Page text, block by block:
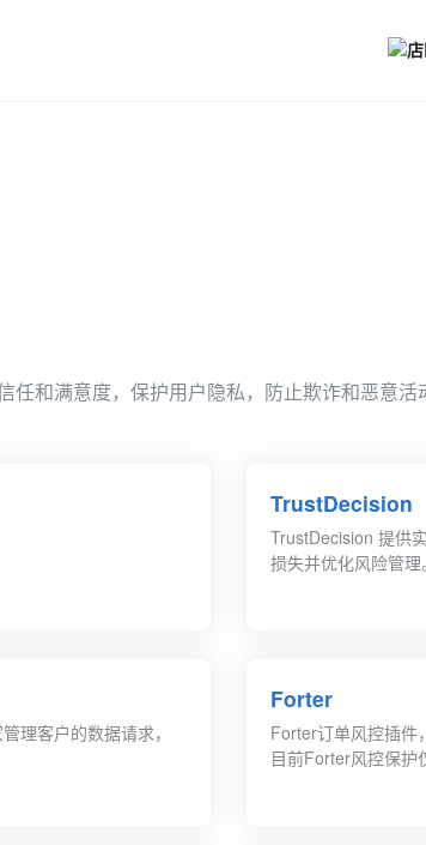
和满意度，保护用户隐私，防止欺诈和恶意
TrustDecision
TrustDecision 提供
损失并优化风险管理。
理客户的数据请求，
Forter
Forter订单风控插件
目前Forter风控保护